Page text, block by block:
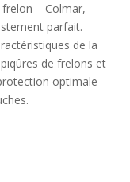
– Colmar,
parfait.
de la
de frelons et
optimale